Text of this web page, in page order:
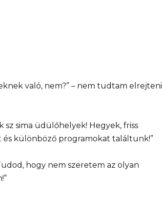
való, nem?” – nem tudtam elrejteni
sz sima üdülőhelyek! Hegyek, friss
és különböző programokat találtunk!”
hogy nem szeretem az olyan